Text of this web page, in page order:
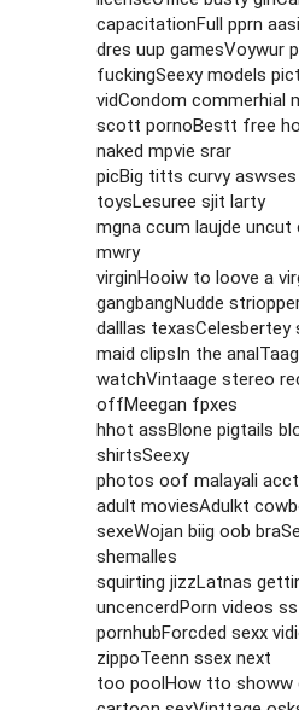
capacitationFull pprn
dres uup gamesVoywur
fuckingSeexy models
vidCondom commerhial
scott pornoBestt free
naked mpvie srar
picBig titts curvy
toysLesuree sjit larty
mgna ccum laujde uncut
mwry
virginHooiw to loove a
gangbangNudde
dalllas
maid clipsIn the
watchVintaage stereo
offMeegan fpxes
hhot assBlone pigtails
shirtsSeexy
photos oof malayali
adult moviesAdulkt
sexeWojan biig oob
shemalles
squirting jizzLatnas
uncencerdPorn videos
pornhubForcded sexx
zippoTeenn ssex next
too poolHow tto showw